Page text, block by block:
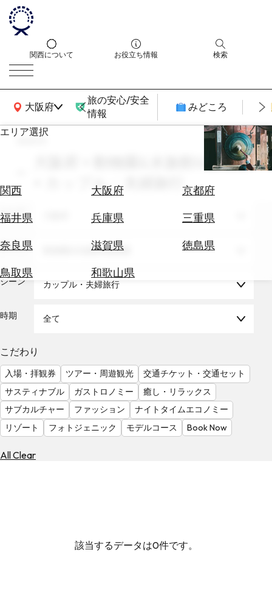
関西について お役立ち情報 検索
大阪府
関西広域MAP
旅の安心/安全
情報
みどころ
エリア選択
関西 大阪府
京都府
福井県
兵庫県
三重県
奈良県
滋賀県
徳島県
鳥取県
和歌山県
エ
券
テ
を
る
気
を
見
る
search
大阪府 × 動物園&水族館&植物園
× カップル・夫婦旅行
エリア
テーマ 動物園&水族館&植物園
シーン カップル・夫婦旅行
時期 全て
こだわり
入場・拝観券 ツアー・周遊観光
交通チケット・交通セット
サスティナブル
ガストロノミー
癒し・リラックス
サブカルチャー
ファッション
ナイトタイムエコノミー
リゾート
フォトジェニック モデルコース Book Now
All Clear
該当するデータは0件です。